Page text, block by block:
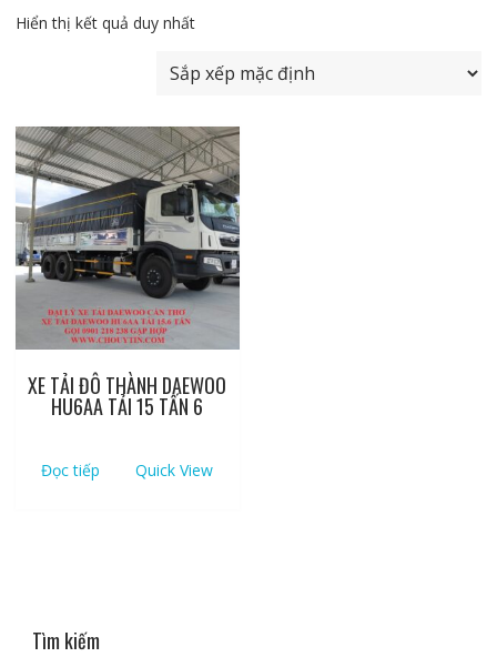
Hiển thị kết quả duy nhất
XE TẢI ĐÔ THÀNH DAEWOO
HU6AA TẢI 15 TẤN 6
Đọc tiếp Quick View
Tìm kiếm